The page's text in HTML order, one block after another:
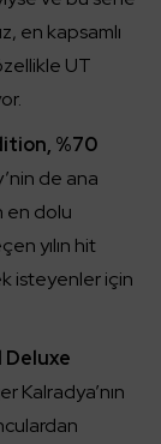
en kapsamlı
UT
%70
de ana
en dolu
yılın hit
isteyenler için
Deluxe
Kalradya’nın